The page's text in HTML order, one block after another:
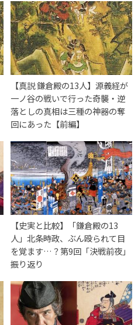
【真説 鎌倉殿の13人】源義経が
一ノ谷の戦いで行った奇襲・逆
落としの真相は三種の神器の奪
回にあった【前編】
【史実と比較】「鎌倉殿の13
人」北条時政、ぶん殴られて目
を覚ます…？第9回「決戦前夜」
振り返り